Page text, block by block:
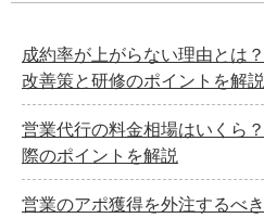
成約率が上がらない理由とは
改善策と研修のポイントを解説
営業代行の料金相場はいくら
際のポイントを解説
営業のアポ獲得を外注するべ